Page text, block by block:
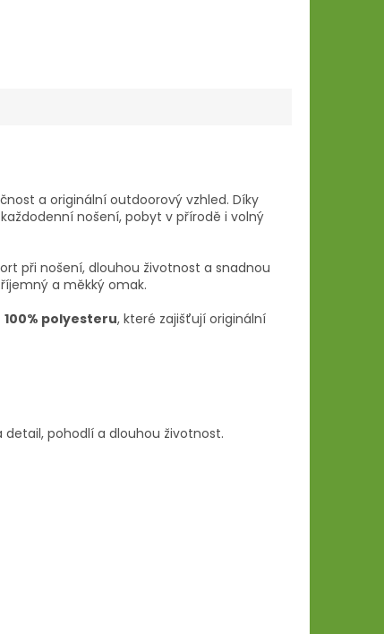
a originální outdoorový vzhled. Díky
nošení, pobyt v přírodě i volný
při nošení, dlouhou životnost a snadnou
a měkký omak.
100% polyesteru, které zajišťují originální
detail, pohodlí a dlouhou životnost.